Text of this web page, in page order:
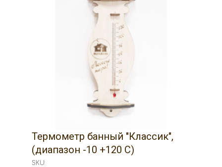
Термометр банный "Классик",
(диапазон -10 +120 С)
SKU: